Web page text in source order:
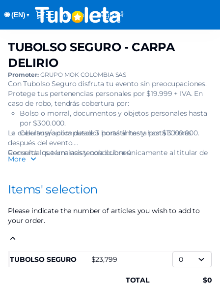
🌐 (EN) ▼ Dialog
Sign in Register
selection
CARPA
DELIRIO]
Tuboleta.com
TUBOLSO
-
CARPA
DELIRIO
TUBOLSO SEGURO - CARPA
DELIRIO
Promoter: GRUPO MOK COLOMBIA SAS
Con Tubolso Seguro disfruta tu evento sin preocupaciones.
Protege tus pertenencias personales por $19.999 + IVA. En
caso de robo, tendrás cobertura por:
Bolso o morral, documentos y objetos personales hasta
por $300.000.
Celular y/o computador portátil hasta por $1.000.000.
La cobertura aplica desde 3 horas antes y hasta 3 horas
después del evento.
Recuerda que una asistencia cubre únicamente al titular de
una (1) boleta.
Consulta los términos y condiciones
More
Items' selection
Please indicate the number of articles you wish to add to
your order.
TUBOLSO SEGURO 23,799
TOTAL
0